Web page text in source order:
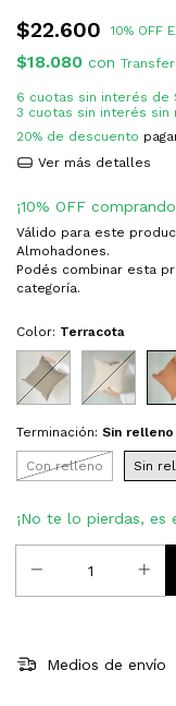
$22.600 10% OFF
$18.080 con
6 cuotas sin interés de
20% de descuento
Ver más detalles
¡10% OFF
Válido para este
Almohadones.
Podés combinar esta
categoría.
Color: Terracota
Terminación: Sin relleno
Con relleno Sin
¡No te lo pierdas, es
Medios de envío